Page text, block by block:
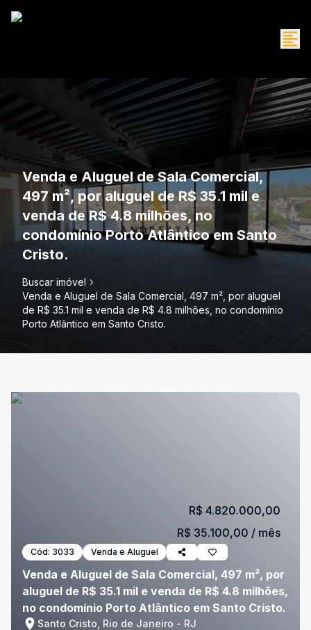
Venda e Aluguel de Sala Comercial,
497 m², por aluguel de R$ 35.1 mil e
venda de R$ 4.8 milhões, no
condomínio Porto Atlântico em Santo
Cristo.
Buscar imóvel
Venda e Aluguel de Sala Comercial, 497 m², por aluguel
de R$ 35.1 mil e venda de R$ 4.8 milhões, no condomínio
Porto Atlântico em Santo Cristo.
Cód: 3033 Venda e Aluguel
Venda e Aluguel de Sala Comercial, 497 m², por
aluguel de R$ 35.1 mil e venda de R$ 4.8 milhões,
no condomínio Porto Atlântico em Santo Cristo.
Santo Cristo, Rio de Janeiro - RJ
R$ 4.820.000,00
R$ 35.100,00 / mês